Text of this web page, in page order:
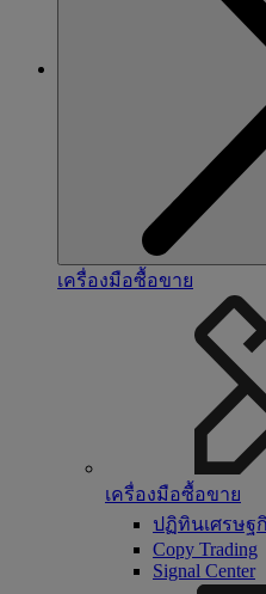
เครื่องมือซื้อขาย
เครื่องมือซื้อขาย
ปฏิทินเศรษฐ
Copy Trading
Signal Center